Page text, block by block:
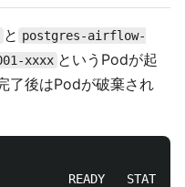
と postgres-airflow-
xxxx というPodが起
了後はPodが破棄され
STATUS